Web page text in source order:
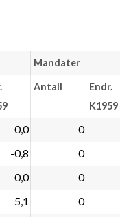
Mandater
Antall
Endr.
K1959
0,0 0
-0,8 0
0,0 0
5,1 0